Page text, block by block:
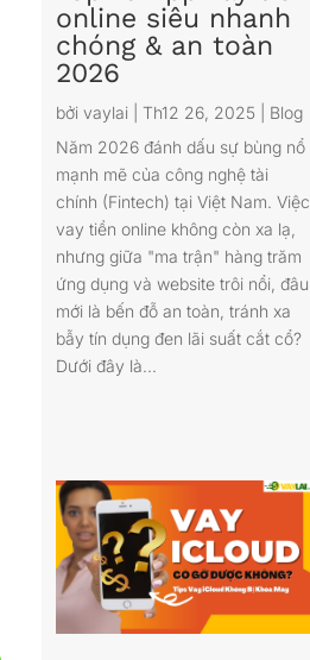
online siêu nhanh
chóng & an toàn
2026
bởi vaylai| Th12 26, 2025
Blog
Năm 2026 đánh dấu sự bùng nổ
mạnh mẽ của công nghệ tài
chính (Fintech) tại Việt Nam. Việc
vay tiền online không còn xa lạ,
nhưng giữa "ma trận" hàng trăm
ứng dụng và website trôi nổi, đâu
mới là bến đỗ an toàn, tránh xa
bẫy tín dụng đen lãi suất cắt cổ?
Dưới đây là...